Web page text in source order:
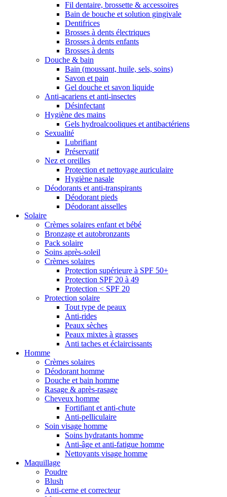
Fil dentaire, brossette & accessoires
Bain de bouche et solution gingivale
Dentifrices
Brosses à dents électriques
Brosses à dents enfants
Brosses à dents
Douche & bain
Bain (moussant, huile, sels, soins)
Savon et pain
Gel douche et savon liquide
Anti-acariens et anti-insectes
Désinfectant
Hygiène des mains
Gels hydroalcooliques et antibactériens
Sexualité
Lubrifiant
Préservatif
Nez et oreilles
Protection et nettoyage auriculaire
Hygiène nasale
Déodorants et anti-transpirants
Déodorant pieds
Déodorant aisselles
Solaire
Crèmes solaires enfant et bébé
Bronzage et autobronzants
Pack solaire
Soins après-soleil
Crèmes solaires
Protection supérieure à SPF 50+
Protection SPF 20 à 49
Protection < SPF 20
Protection solaire
Tout type de peaux
Anti-rides
Peaux sèches
Peaux mixtes à grasses
Anti taches et éclaircissants
Homme
Crèmes solaires
Déodorant homme
Douche et bain homme
Rasage & après-rasage
Cheveux homme
Fortifiant et anti-chute
Anti-pelliculaire
Soin visage homme
Soins hydratants homme
Anti-âge et anti-fatigue homme
Nettoyants visage homme
Maquillage
Poudre
Blush
Anti-cerne et correcteur